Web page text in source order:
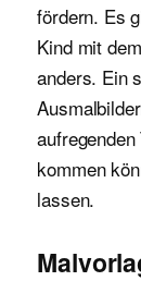
fördern. Es
Kind mit
anders. Ein
kommen
lassen.